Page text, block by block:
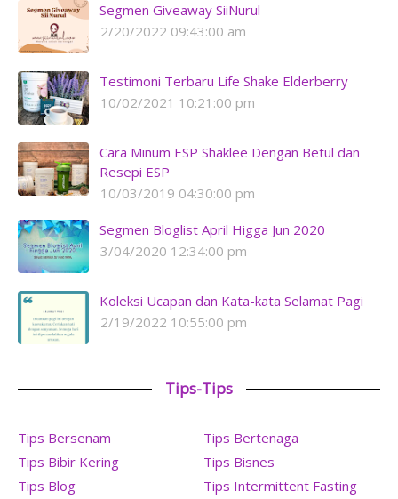
Segmen Giveaway SiiNurul
2/20/2022 09:43:00 am
Testimoni Terbaru Life Shake Elderberry
10/02/2021 10:21:00 pm
Cara Minum ESP Shaklee Dengan Betul dan
Resepi ESP
10/03/2019 04:30:00 pm
Segmen Bloglist April Higga Jun 2020
3/04/2020 12:34:00 pm
Koleksi Ucapan dan Kata-kata Selamat Pagi
2/19/2022 10:55:00 pm
Tips-Tips
Tips Bersenam
Tips Bertenaga
Tips Bibir Kering
Tips Bisnes
Tips Blog
Tips Intermittent Fasting